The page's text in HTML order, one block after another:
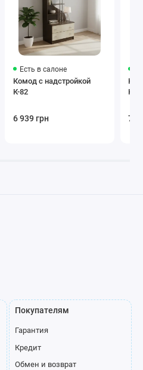
Есть в салоне
Комод с надстройкой
К-82
6 939 грн
К-83
7
Покупателям
Гарантия
Кредит
Обмен и возврат